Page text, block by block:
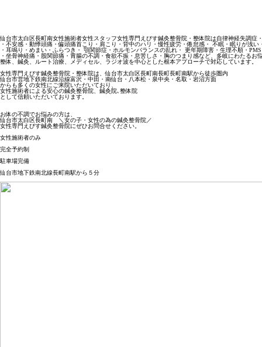
仙台市太白区長町南女性施術者女性スタッフ女性専門えびす鍼灸整骨院・整体院は自律神経失調症
・不安感・動悸頭痛・偏頭痛首こり・肩こり・背中のハリ・慢性疲労・倦怠感・ 不眠・眠りが浅
・耳鳴り・めまい・ふらつき・ 顎関節症・ホルモンバランスの乱れ・ 更年期障害・生理不順・
・坐骨神経痛・股関節痛・胃腸の不調・食欲不振・息苦しさ・胸のつまり感など、多岐にわたるお
整体、鍼灸、ルート治療、メディセル、ラジオ波を中心とした根本アプローチで対応しています。
女性専門えびす鍼灸整骨院・整体院は、仙台市太白区長町南長町長町南駅から徒歩圏内
仙台市営地下鉄南北線沿線富沢・中田・南仙台・八本松・泉中央・名取・岩沼方面
からも多くの女性にご来院いただいており、
女性施術者による安心の鍼灸整骨院、鍼灸院､整体院
として信頼いただいております。
お体の不調でお悩みの方は、
仙台市太白区長町南　＼女の子・女性の為の鍼灸整骨院／
女性専門えびす鍼灸整骨院にぜひお問合せください。
女性施術者のみ
完全予約制
駐車場完備
仙台市地下鉄南北線長町南駅から５分